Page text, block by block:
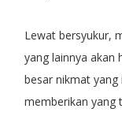
Lewat bersyukur,
yang lainnya akan
besar nikmat yang
memberikan yang